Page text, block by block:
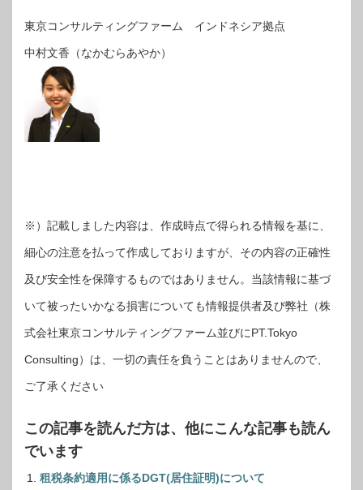
東京コンサルティングファーム インドネシア拠点
中村文香（なかむらあやか）
※）記載しました内容は、作成時点で得られる情報を基に、
細心の注意を払って作成しておりますが、その内容の正確性
及び安全性を保障するものではありません。当該情報に基づ
いて被ったいかなる損害についても情報提供者及び弊社（株
式会社東京コンサルティングファーム並びにPT.Tokyo
Consulting）は、一切の責任を負うことはありませんので、
ご了承ください
この記事を読んだ方は、他にこんな記事も読ん
でいます
租税条約適用に係るDGT(居住証明)について